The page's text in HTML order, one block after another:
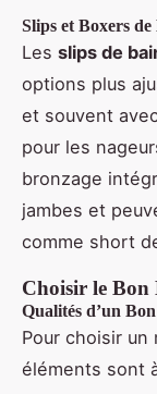
Slips et Boxers de
Les slips de
options plus
et souvent
pour les
bronzage
jambes et
comme short
Choisir le
Qualités d’un
Pour choisir un
éléments sont